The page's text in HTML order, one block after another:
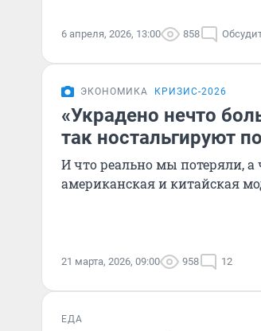
6 апреля, 2026, 13:00 858
ЭКОНОМИКА КРИЗИС-2026
«Украдено нечто
так ностальгируют
И что реально мы потеряли,
американская и китайская
21 марта, 2026, 09:00 958 12
ЕДА